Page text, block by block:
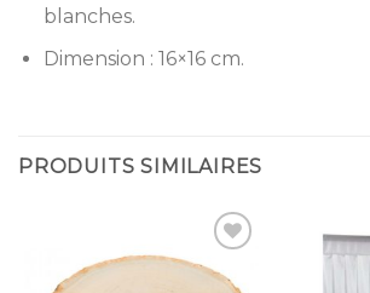
blanches.
Dimension : 16×16 cm.
PRODUITS SIMILAIRES